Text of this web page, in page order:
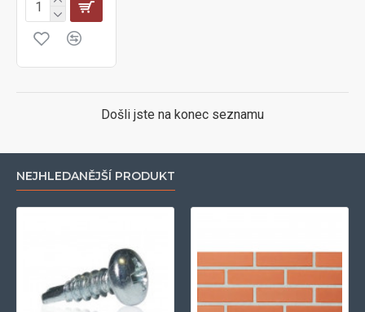
Došli jste na konec seznamu
NEJHLEDANĚJŠÍ PRODUKT